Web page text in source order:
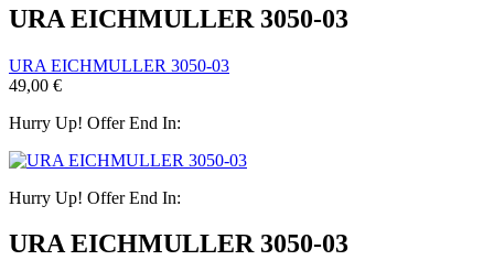
URA EICHMULLER 3050-03
URA EICHMULLER 3050-03
49,00 €
Hurry Up! Offer End In:
Hurry Up! Offer End In:
URA EICHMULLER 3050-03